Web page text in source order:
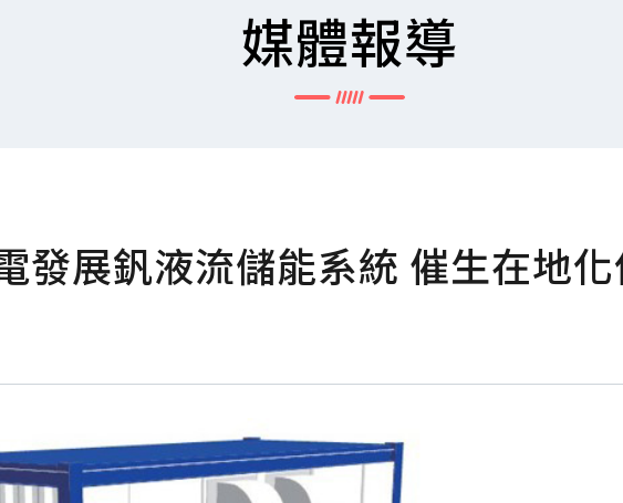
媒體報導
發展釩液流儲能系統 催生在地